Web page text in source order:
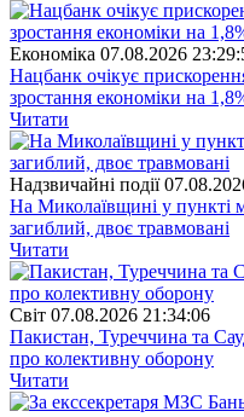
Економіка 07.08.2026
Нацбанк очікує
зростання економіки на
Читати
Надзвичайні події
На Миколаївщині у пункті
загиблий, двоє травмовані
Читати
Свiт 07.08.2026 21:34:06
Пакистан, Туреччина та
про колективну оборону
Читати